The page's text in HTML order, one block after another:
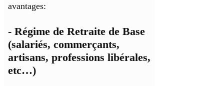
avantages:
- Régime de Retraite de Base
(salariés, commerçants,
artisans, professions libérales,
etc…)